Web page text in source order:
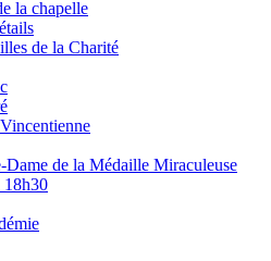
la chapelle
de la Charité
Dame de la Médaille Miraculeuse
18h30